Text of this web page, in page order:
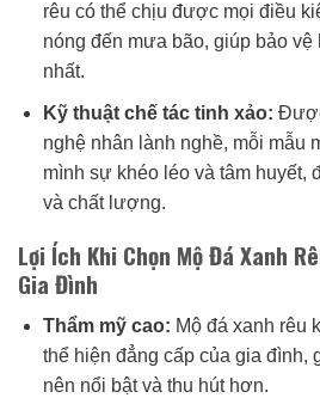
rêu có thể chịu được mọi điều
nóng đến mưa bão, giúp bảo vệ
nhất.
Kỹ thuật chế tác tinh xảo:
nghệ nhân lành nghề, mỗi mẫu
mình sự khéo léo và tâm huyết,
và chất lượng.
Lợi Ích Khi Chọn Mộ Đá Xanh
Gia Đình
Thẩm mỹ cao: Mộ đá xanh rêu
thể hiện đẳng cấp của gia đình,
nên nổi bật và thu hút hơn.